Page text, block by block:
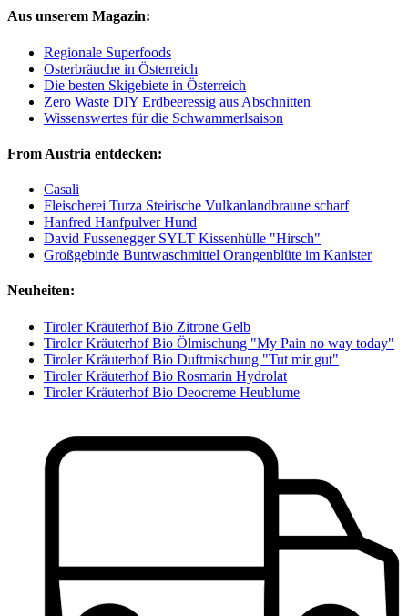
Aus unserem Magazin:
Regionale Superfoods
Osterbräuche in Österreich
Die besten Skigebiete in Österreich
Zero Waste DIY Erdbeeressig aus Abschnitten
Wissenswertes für die Schwammerlsaison
From Austria entdecken:
Casali
Fleischerei Turza Steirische Vulkanlandbraune scharf
Hanfred Hanfpulver Hund
David Fussenegger SYLT Kissenhülle "Hirsch"
Großgebinde Buntwaschmittel Orangenblüte im Kanister
Neuheiten:
Tiroler Kräuterhof Bio Zitrone Gelb
Tiroler Kräuterhof Bio Ölmischung "My Pain no way today"
Tiroler Kräuterhof Bio Duftmischung "Tut mir gut"
Tiroler Kräuterhof Bio Rosmarin Hydrolat
Tiroler Kräuterhof Bio Deocreme Heublume